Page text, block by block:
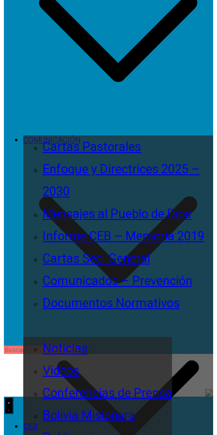
Cartas Pastorales
Enfoque y Directrices 2025 –
2030
Mensajes al Pueblo de Dios
Informe CEB – Memoria 2019
Cartas Sec. General
Comunicados – Prevención
Documentos Normativos
COMUNICACIÓN
Noticias
Videos
Conferencias de Prensa
Bolivia Misionera
CEB